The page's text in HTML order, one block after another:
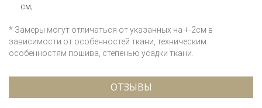
см;
* Замеры могут отличаться от указанных на +-2см в
зависимости от особенностей ткани, техническим
особенностям пошива, степенью усадки ткани.
ОТЗЫВЫ